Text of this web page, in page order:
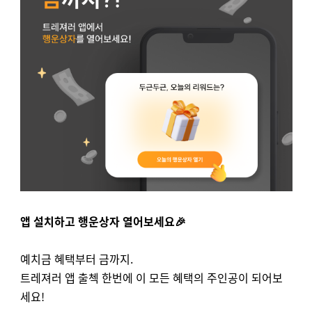
앱 설치하고 행운상자 열어보세요🎉
예치금 혜택부터 금까지.
트레져러 앱 출첵 한번에 이 모든 혜택의 주인공이 되어보
세요!